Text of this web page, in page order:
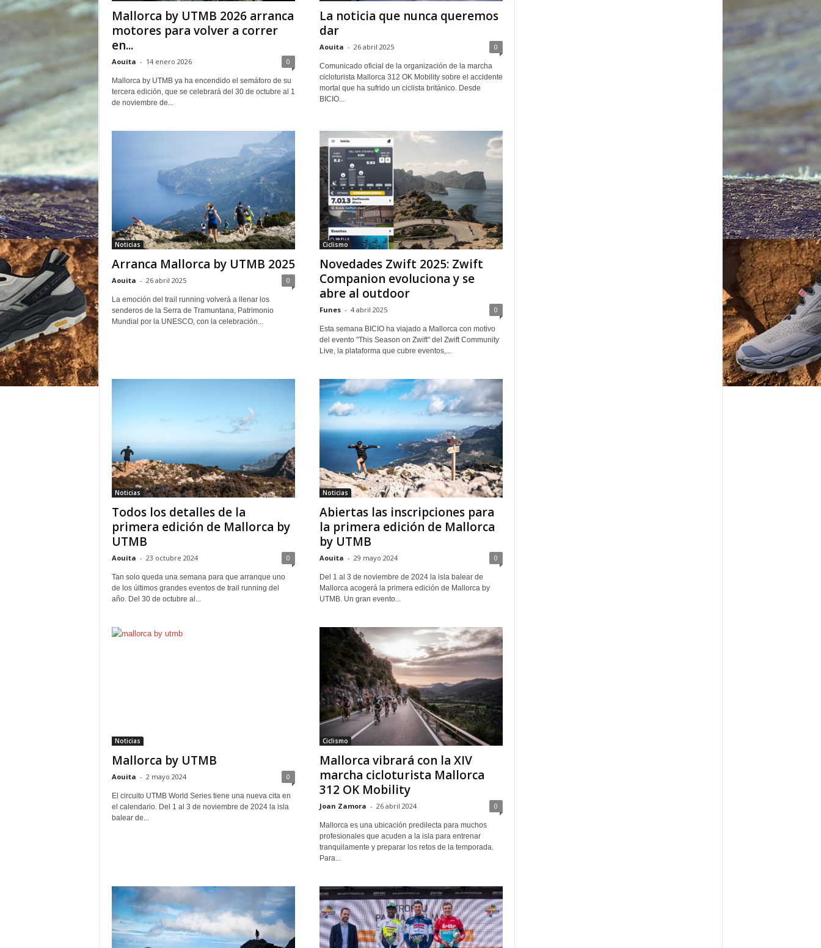
Mallorca by UTMB 2026 arranca
motores para volver a correr
en...
Aouita - 14 enero 2026 0
Mallorca by UTMB ya ha encendido el semáforo de su
tercera edición, que se celebrará del 30 de octubre al 1
de noviembre de...
La noticia que nunca queremos
dar
Aouita - 26 abril 2025 0
Comunicado oficial de la organización de la marcha
cicloturista Mallorca 312 OK Mobility sobre el accidente
mortal que ha sufrido un ciclista británico. Desde
BICIO...
Noticias
Arranca Mallorca by UTMB 2025
Aouita - 26 abril 2025 0
La emoción del trail running volverá a llenar los
senderos de la Serra de Tramuntana, Patrimonio
Mundial por la UNESCO, con la celebración...
Ciclismo
Novedades Zwift 2025: Zwift
Companion evoluciona y se
abre al outdoor
Funes - 4 abril 2025 0
Esta semana BICIO ha viajado a Mallorca con motivo
del evento "This Season on Zwift" del Zwift Community
Live, la plataforma que cubre eventos,...
Noticias
Todos los detalles de la
primera edición de Mallorca by
UTMB
Aouita - 23 octubre 2024 0
Tan solo queda una semana para que arranque uno
de los últimos grandes eventos de trail running del
año. Del 30 de octubre al...
Noticias
Abiertas las inscripciones para
la primera edición de Mallorca
by UTMB
Aouita - 29 mayo 2024 0
Del 1 al 3 de noviembre de 2024 la isla balear de
Mallorca acogerá la primera edición de Mallorca by
UTMB. Un gran evento...
Noticias
Mallorca by UTMB
Aouita - 2 mayo 2024 0
El circuito UTMB World Series tiene una nueva cita en
el calendario. Del 1 al 3 de noviembre de 2024 la isla
balear de...
Ciclismo
Mallorca vibrará con la XIV
marcha cicloturista Mallorca
312 OK Mobility
Joan Zamora - 26 abril 2024 0
Mallorca es una ubicación predilecta para muchos
profesionales que acuden a la isla para entrenar
tranquilamente y preparar los retos de la temporada.
Para...